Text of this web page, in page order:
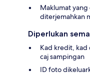
Maklumat
diterjemahkan
Diperlukan
Kad kredit,
caj sampingan
ID foto